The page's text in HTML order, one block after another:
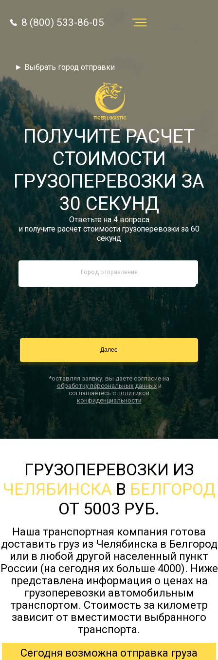
8 (800) 533-86-05
Звонок по России бесплатный
autotransport24@yandex.ru
Заказать звонок
Тарифы
Отзывы
Статьи
Новости
Документы
Контакты
► Выбрать город отправки
8 (800) 533-86-05
ПОЛУЧИТЕ РАСЧЕТ
СТОИМОСТИ
ГРУЗОПЕРЕВОЗКИ ЗА
30 СЕКУНД
Ответьте на 4 вопроса
и получите расчет стоимости грузоперевозки за 60
секунд
*оставляя заявку, вы даете согласие на
обработку персональных данныхи
соглашаетесь с политикой
конфиденциальности
ГРУЗОПЕРЕВОЗКИ ИЗ
ЧЕЛЯБИНСКАВ БЕЛГОРОД
ОТ 5003 РУБ.
Наша транспортная компания готова
доставить груз из Челябинска в Белгород
или в любой другой населенный пункт
России (на сегодня их больше 4000). Ниже
представлена информация о ценах на
грузоперевозки автомобильным
транспортом. Стоимость за километр
зависит от вместимости выбранного
транспорта.
Сегодня возможна отправка груза